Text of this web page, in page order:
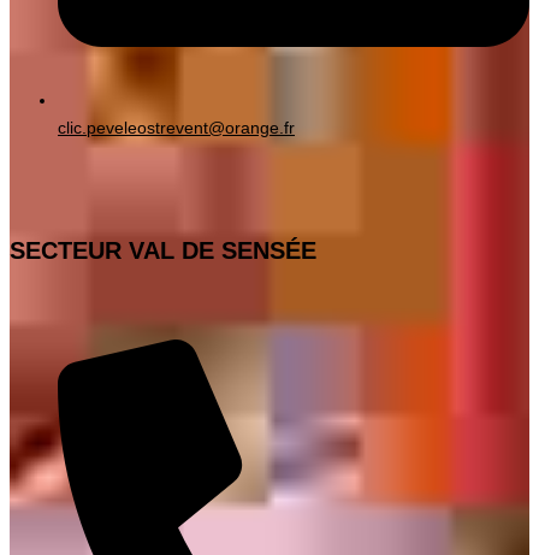
clic.peveleostrevent@orange.fr
SECTEUR VAL DE SENSÉE